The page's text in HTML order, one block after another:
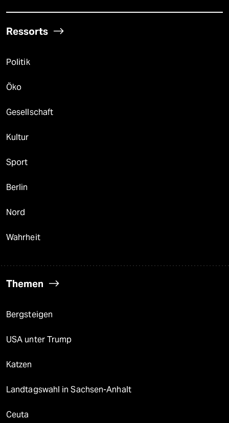
Ressorts
Politik
Öko
Gesellschaft
Kultur
Sport
Berlin
Nord
Wahrheit
Themen
Bergsteigen
USA unter Trump
Katzen
Landtagswahl in Sachsen-Anhalt
Ceuta